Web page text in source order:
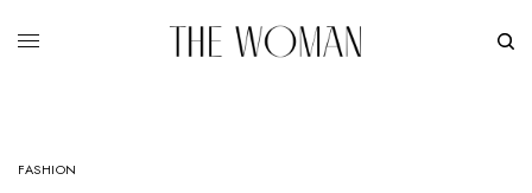
FASHION